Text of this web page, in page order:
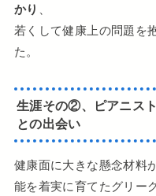
かり 、
若くして健康上の問題を
た。
生涯その②、ピアニス
との出会い
健康面に大きな懸念材料
能を着実に育てたグリーグ